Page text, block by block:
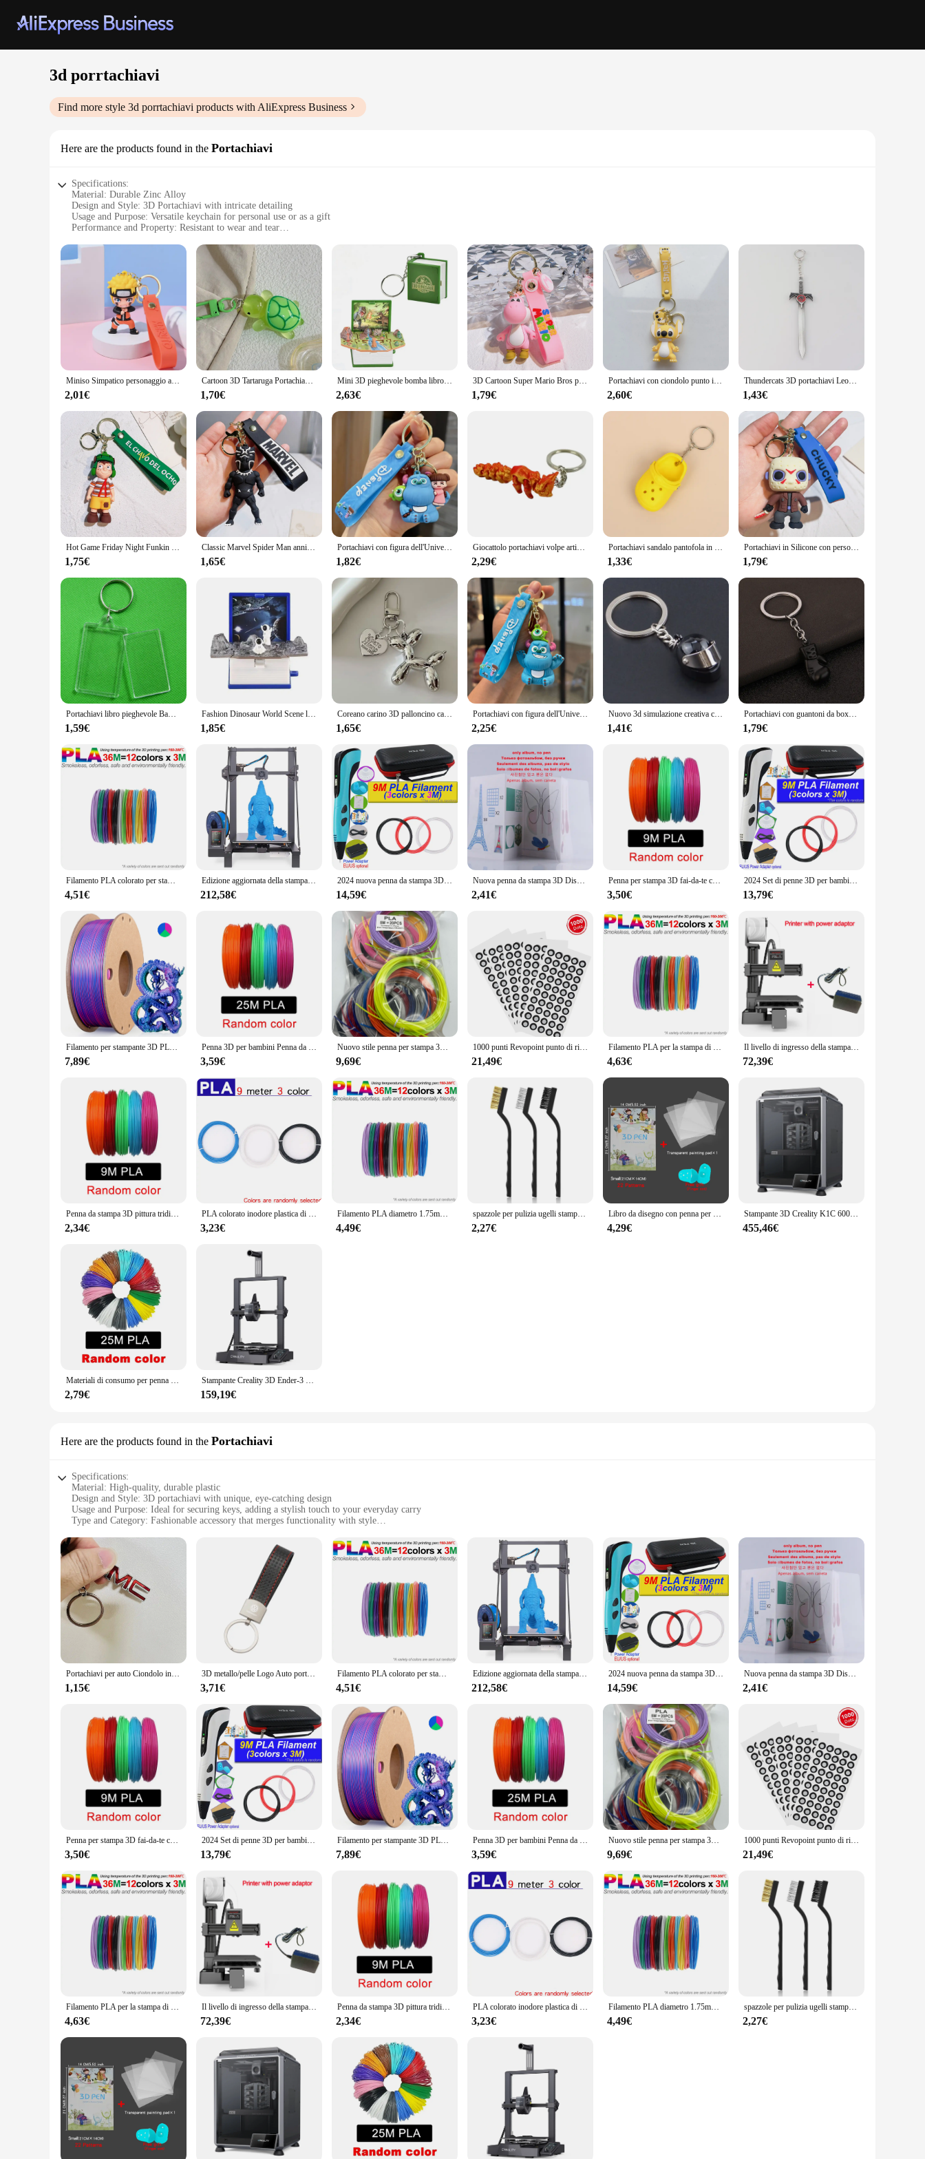
3d porrtachiavi
Find more style 3d porrtachiavi products with AliExpress Business
Here are the products found in the Portachiavi
Specifications:
Material: Durable Zinc Alloy
Design and Style: 3D Portachiavi with intricate detailing
Usage and Purpose: Versatile keychain for personal use or as a gift
Performance and Property: Resistant to wear and tear
Parts and Accessories: Comes with a secure ring attachment for keys
**Unmatched Durability and Style**
Crafted from high-quality zinc alloy, this 3d porrtachiavi keychain is not only durable but also stylish. The intricate 3D design adds a touch of elegance to your everyday carry, making it a standout
accessory. The design is not only aesthetically pleasing but also serves a practical purpose, making it easy to identify your keys in a bag or pocket.
**Versatile and Convenient**
This keychain is designed to cater to a wide range of users, from individuals looking for a personal touch to wholesalers and vendors seeking to offer unique items to their customers. Its compact size
and lightweight nature make it an ideal companion for everyday use, whether you're heading to work, school, or running errands. The secure ring attachment ensures that your keys stay securely
attached, preventing them from getting lost or misplaced.
**A Gift That Speaks Volumes**
Whether you're looking to treat yourself or searching for the perfect gift, this 3d porrtachiavi keychain is an excellent choice. It's not just a keychain; it's a statement of style and sophistication.
to be appreciated by anyone who values both functionality and fashion.
Miniso Simpatico personaggio anime Naruto Portachiavi 3D sul telefono Coppia zaino Chiave per auto Ciondolo Decorazione per feste Regali di Natale
2,01€
Cartoon 3D Tartaruga Portachiavi Colore Della Caramella Acrilico Pendenti E Ciondoli Animali Con Portachiavi Giocattoli Per Bambini Studente Fai Da Te Zaino Decorazione Regali
1,70€
Mini 3D pieghevole bomba libro portachiavi Fold Book Popup Dinosaur Astronaut World portachiavi per bambini giocattolo per bambini dinosauro regalo di natale
2,63€
3D Cartoon Super Mario Bros portachiavi accessori zainetto ciondolo portachiavi decorazione collezione ornamento giocattoli per bambini regalo di compleanno
1,79€
Portachiavi con ciondolo punto in silicone 3D creativo Disney per donna uomo adolescente zaino borsa chiavi per auto accessori regali per i fan
2,60€
Thundercats 3D portachiavi Leopard Panther Head Shield Sword portachiavi in metallo per uomo portachiavi per auto gioielli regalo Souvenir
1,43€
Hot Game Friday Night Funkin portachiavi simpatico modello 3D portachiavi in silicone per zaino portachiavi accessori fan regali bigiotteria
1,75€
Classic Marvel Spider Man annichiation Iron Man 3D Doll Car portachiavi ciondolo ornamento mercato notturno all'ingrosso
1,65€
Portachiavi con figura dell'Università dei Monsters Disney Anime Monsters Inc. Simpatico ciondolo per zainetto con bambola 3D, ornamenti giocattolo, regalo per bambini
1,82€
Giocattolo portachiavi volpe articolata con volpe stampata in 3D, ornamento da scrivania da collezione con figure d'azione
2,29€
Portachiavi sandalo pantofola in silicone 3D EVA mini pantofole con foro chiave anelli con fibbia per donna uomo decorazione zaino fai da te catena del telefono
1,33€
Portachiavi in Silicone con personaggio del film Horror per i fan Chucky Jason 3D portachiavi con ciondolo per chiavi dell'auto zaino regali di Halloween
1,79€
Portachiavi libro pieghevole Bambini Giocattolo per bambini Regalo di compleanno Portachiavi 3D Portachiavi divertente con castello di dinosauro Nuovo portachiavi multi stile
1,59€
Fashion Dinosaur World Scene libri 3D portachiavi giocattoli bomboniere Mini 3D Dinosaur Toys regalo carino portachiavi Pop-Up
1,85€
Coreano carino 3D palloncino cane portachiavi per chiavi auto accessori Iphone Trendy cuore portachiavi donna borsa ciondolo portachiavi
1,65€
Portachiavi con figura dell'Università dei Monsters Disney Anime Monsters Inc. Simpatico ciondolo per zainetto con bambola 3D, ornamenti giocattolo, regalo per bambini
2,25€
Nuovo 3d simulazione creativa casco moto portachiavi Mini berretto Stereo modello zaino ciondolo chiave per uomo ornamento regali
1,41€
Portachiavi con guantoni da boxe 3D Portachiavi con ciondolo in metallo tinta unita per uomo Sport Fitness Regali souvenir Accessori per zaini per ragazzi
1,79€
Filamento PLA colorato per stampa penna 3D 36M 50M 100M 150M 200M Ricarica plastica sicura senza fumo per penne da stampa per bambini 3D
4,51€
Edizione aggiornata della stampante 3D LK5 Pro più lunga, ventola a doppio ventilatore, scheda madre Pre-assemblata 90%, silenziosa, 300*300*400mm
212,58€
2024 nuova penna da stampa 3D fai da te pittura tridimensionale giocattoli per bambini con adattatore di alimentazione per schermo LCD 200M PLA filamento giocattoli regalo
14,59€
Nuova penna da stampa 3D Display LCD Schermo 0,7 mm Diametro 1,75 mm PLA Paiting Disegno fai da te Compleanno Giocattoli per bambini Regali di Natale
2,41€
Penna per stampa 3D fai-da-te con penna 3D USB 5V Penna per disegno Graffiti 3D Filamento PLA per bambini Giocattoli educativi per bambini Regali di compleanno
3,50€
2024 Set di penne 3D per bambini penna da stampa 3D con schermo a LED 200M PLA Power Adapter scatola da viaggio regalo di compleanno di natale per bambini
13,79€
Filamento per stampante 3D PLA di seta Filamento PLA di seta triplo colore da 1,75 mm Filamento per stampa 3D 250 g Colore 3 in1
7,89€
Penna 3D per bambini Penna da stampa per disegno 3D con schermo LCD Compatibile con filamento PLA Giocattoli per bambini Regalo di compleanno di Natale 3D fai da te
3,59€
Nuovo stile penna per stampa 3D set di penne 3D per bambini con alimentatore custodia da viaggio in filamento Pla regalo di compleanno di Natale per bambini
9,69€
1000 punti Revopoint punto di riferimento da 6.0mm per la scansione 3D marcatori riflettenti Highiy per Scanner 3D
21,49€
Filamento PLA per la stampa di penne 3D 10/20/30 colori diametro 1.75mm 200M ricarica in plastica sicura inodore per penna da stampa per bambini 3D
4,63€
Il livello di ingresso della stampante 3D EasyThreed compatibile con il filamento PLA TPU da 1,75 mm include l'adattatore di alimentazione.
72,39€
Penna da stampa 3D pittura tridimensionale fai da te giocattoli per bambini Fun Camouflage con schermo LCD compatibile PLA filamento giocattoli regalo
2,34€
PLA colorato inodore plastica di sicurezza 3D filamento penna diametro 1.75mm per penna stampa 3D bambini compleanno regalo di natale creativo
3,23€
Filamento PLA diametro 1.75mm colore materiale di stampa 3D per penna 3D, 10/20/30 colori, 100M 150M 200M, incolore, inodore e sicuro
4,49€
spazzole per pulizia ugelli stampante 3D Set spazzole antiruggine per pulizia ugelli hotend in ottone/nylon/acciaio 12
2,27€
Libro da disegno con penna per stampa 3D riutilizzabile colorato 22/40 modelli modello di pittura con piastra trasparente in carta spessa per regali per bambini con penna 3D
4,29€
Stampante 3D Creality K1C 600 mm/s stampa ad alta velocità Al Camera Kit estrusore interamente in metallo livellamento automatico stabile stampante 3D con telaio cubo
455,46€
Materiali di consumo per penna da stampa PLA PCL 9M/25M/50M/100M con un diametro di 1.75mm filo di plastica inodore sicuro per penne da stampa 3D
2,79€
Stampante Creality 3D Ender-3 V3 SE Sprite Estrusione diretta 250 mm/S Velocità di stampa più veloce Doppio asse Z Display IU CR Touch Y Optica
159,19€
Here are the products found in the Portachiavi
Specifications:
Material: High-quality, durable plastic
Design and Style: 3D portachiavi with unique, eye-catching design
Usage and Purpose: Ideal for securing keys, adding a stylish touch to your everyday carry
Type and Category: Fashionable accessory that merges functionality with style
Parts and Accessories: Comes with a secure locking mechanism to keep your keys safe
Features:
**Unmatched Style and Convenience**
The 3d porrtachiavi is not just a keychain; it's a statement of fashion and practicality. Its sleek, modern design is perfect for those who appreciate a blend of style and functionality. The 3D
portachiavi's unique shape and texture make it stand out from traditional keychains, ensuring that your keys are not only secure but also stylish. Whether you're heading to work, school, or a night out,
this portachiavi is the perfect accessory to complement your outfit and keep your keys organized.
**Versatile and Reliable**
This portachiavi is more than just a decorative piece; it's a reliable companion for your keys. The lightweight design ensures that it doesn't add unnecessary bulk to your pocket or bag, while the secure
locking mechanism keeps your keys safe and secure. The portachiavi's durable plastic construction is designed to withstand daily wear and tear, making it a long-lasting addition to your collection. It's
not just a keychain; it's a trusted ally for your keys.
**A Gift That's Always in Style**
practical businessperson. Whether you're looking to surprise a friend, family member, or colleague, this portachiavi is sure to be a hit. Its wholesale availability and support from reliable vendors and
suppliers make it an excellent choice for those looking to stock up on unique gifts.
Portachiavi per auto Ciondolo in lega Metallo Rosso Portachiavi 3D Stile cavo Chiave Tag Emblema Decorazioni Gadget fantastici per accessori auto GMC
1,15€
3D metallo/pelle Logo Auto portachiavi portachiavi interni Auto accessori per Volkswagen VW Rline Amarok T5 Phaeton Tiguan T-Cross
3,71€
Filamento PLA colorato per stampa penna 3D 36M 50M 100M 150M 200M Ricarica plastica sicura senza fumo per penne da stampa per bambini 3D
4,51€
Edizione aggiornata della stampante 3D LK5 Pro più lunga, ventola a doppio ventilatore, scheda madre Pre-assemblata 90%, silenziosa, 300*300*400mm
212,58€
2024 nuova penna da stampa 3D fai da te pittura tridimensionale giocattoli per bambini con adattatore di alimentazione per schermo LCD 200M PLA filamento giocattoli regalo
14,59€
Nuova penna da stampa 3D Display LCD Schermo 0,7 mm Diametro 1,75 mm PLA Paiting Disegno fai da te Compleanno Giocattoli per bambini Regali di Natale
2,41€
Penna per stampa 3D fai-da-te con penna 3D USB 5V Penna per disegno Graffiti 3D Filamento PLA per bambini Giocattoli educativi per bambini Regali di compleanno
3,50€
2024 Set di penne 3D per bambini penna da stampa 3D con schermo a LED 200M PLA Power Adapter scatola da viaggio regalo di compleanno di natale per bambini
13,79€
Filamento per stampante 3D PLA di seta Filamento PLA di seta triplo colore da 1,75 mm Filamento per stampa 3D 250 g Colore 3 in1
7,89€
Penna 3D per bambini Penna da stampa per disegno 3D con schermo LCD Compatibile con filamento PLA Giocattoli per bambini Regalo di compleanno di Natale 3D fai da te
3,59€
Nuovo stile penna per stampa 3D set di penne 3D per bambini con alimentatore custodia da viaggio in filamento Pla regalo di compleanno di Natale per bambini
9,69€
1000 punti Revopoint punto di riferimento da 6.0mm per la scansione 3D marcatori riflettenti Highiy per Scanner 3D
21,49€
Filamento PLA per la stampa di penne 3D 10/20/30 colori diametro 1.75mm 200M ricarica in plastica sicura inodore per penna da stampa per bambini 3D
4,63€
Il livello di ingresso della stampante 3D EasyThreed compatibile con il filamento PLA TPU da 1,75 mm include l'adattatore di alimentazione.
72,39€
Penna da stampa 3D pittura tridimensionale fai da te giocattoli per bambini Fun Camouflage con schermo LCD compatibile PLA filamento giocattoli regalo
2,34€
PLA colorato inodore plastica di sicurezza 3D filamento penna diametro 1.75mm per penna stampa 3D bambini compleanno regalo di natale creativo
3,23€
Filamento PLA diametro 1.75mm colore materiale di stampa 3D per penna 3D, 10/20/30 colori, 100M 150M 200M, incolore, inodore e sicuro
4,49€
spazzole per pulizia ugelli stampante 3D Set spazzole antiruggine per pulizia ugelli hotend in ottone/nylon/acciaio 12
2,27€